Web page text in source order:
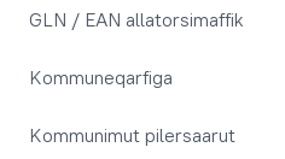
GLN / EAN allatorsimaffik
Kommuneqarfiga
Kommunimut pilersaarut